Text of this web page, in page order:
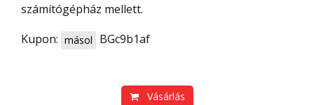
számítógépház mellett.
Kupon: másol BGc9b1af
Vásárlás